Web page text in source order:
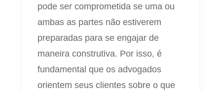
pode ser comprometida se uma ou
ambas as partes não estiverem
preparadas para se engajar de
maneira construtiva. Por isso, é
fundamental que os advogados
orientem seus clientes sobre o que